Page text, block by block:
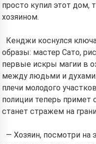
просто купил этот дом,
хозяином.
Кенджи коснулся
образы: мастер Сато,
первые искры магии в
между людьми и духами.
плечи молодого
полиции теперь
станет стражем на
— Хозяин, посмотри на